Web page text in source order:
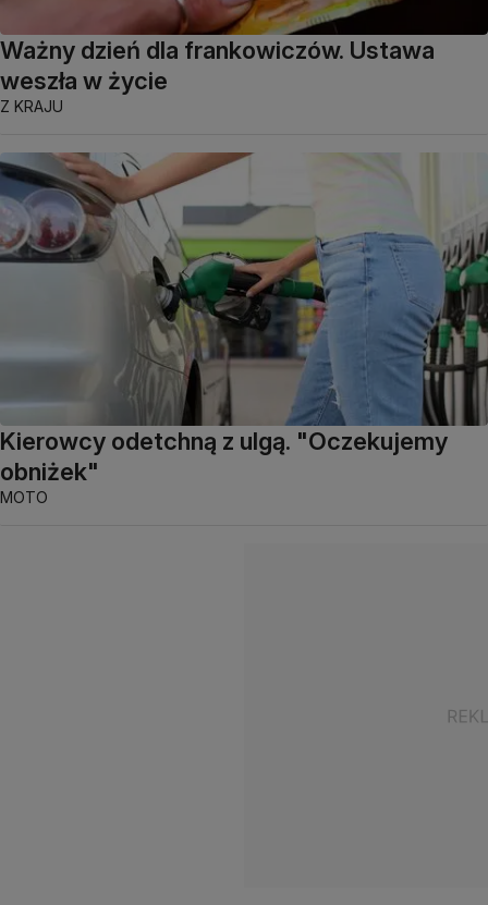
Ważny dzień dla frankowiczów. Ustawa
weszła w życie
Z KRAJU
Kierowcy odetchną z ulgą. "Oczekujemy
obniżek"
MOTO